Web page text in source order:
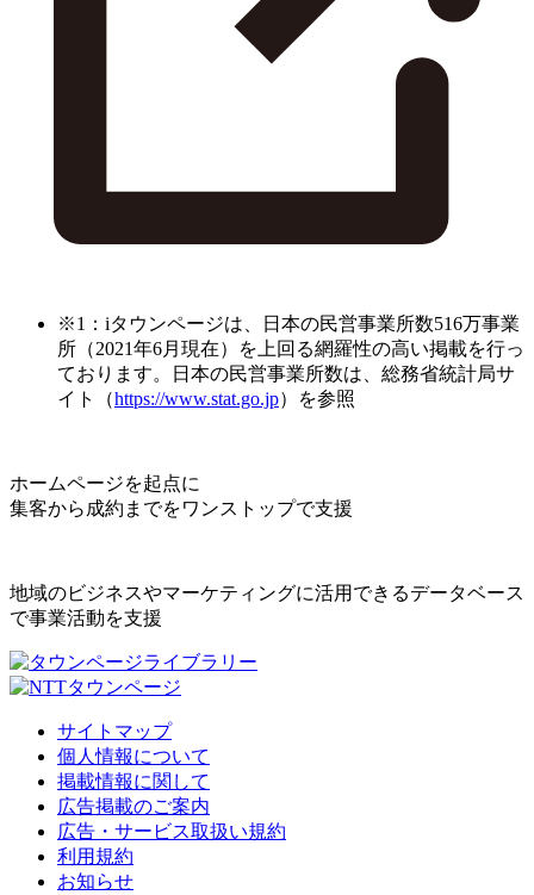
※1：iタウンページは、日本の民営事業所数516万事業
所（2021年6月現在）を上回る網羅性の高い掲載を行っ
ております。日本の民営事業所数は、総務省統計局サ
イト（https://www.stat.go.jp）を参照
ホームページを起点に
集客から成約までをワンストップで支援
地域のビジネスやマーケティングに活用できるデータベース
で事業活動を支援
サイトマップ
個人情報について
掲載情報に関して
広告掲載のご案内
広告・サービス取扱い規約
利用規約
お知らせ